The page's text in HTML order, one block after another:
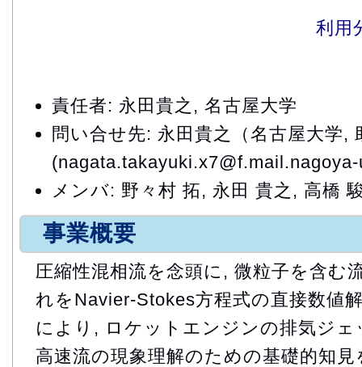
利用
責任者: 永田貴之, 名古屋大学
問い合せ先: 永田貴之（名古屋大学,
メンバ: 野々村 拓, 永田 貴之, 高橋
事業概要
圧縮性混相流を念頭に, 微粒子を含む
れをNavier-Stokes方程式の直接数値
により, ロケットエンジンの排気ジ
高速流の現象理解のための基礎的知